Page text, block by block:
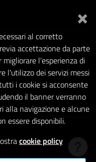
×
al corretto
accettazione da parte
l'esperienza di
l'utilizzo dei servizi messi
i cookie si acconsente
il banner verranno
alla navigazione e alcune
essere disponibili.
cookie policy
Hai